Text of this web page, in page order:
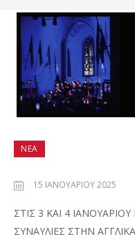
ΝΈΑ
15 ΙΑΝΟΥΑΡΊΟΥ 2025
ΣΤΙΣ 3 ΚΑΙ 4
ΣΥΝΑΥΛΙΕΣ ΣΤΗΝ